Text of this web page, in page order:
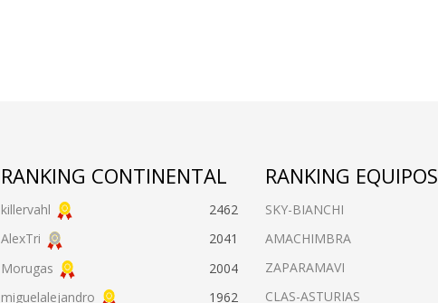
RANKING CONTINENTAL
killervahl
2462
AlexTri
2041
Morugas
2004
miguelalejandro
1962
RANKING EQUIPOS
SKY-BIANCHI
AMACHIMBRA
ZAPARAMAVI
CLAS-ASTURIAS